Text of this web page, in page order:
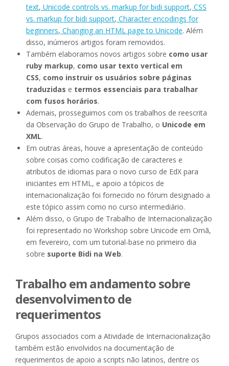
text, Unicode controls vs. markup for bidi support, CSS
vs. markup for bidi support, Character encodings for
beginners, Changing an HTML page to Unicode. Além
disso, inúmeros artigos foram removidos.
Também elaboramos novos artigos sobre como usar
ruby markup, como usar texto vertical em
CSS, como instruir os usuários sobre páginas
traduzidas e termos essenciais para trabalhar
com fusos horários.
Ademais, prosseguimos com os trabalhos de reescrita
da Observação do Grupo de Trabalho, o Unicode em
XML.
Em outras áreas, houve a apresentação de conteúdo
sobre coisas como codificação de caracteres e
atributos de idiomas para o novo curso de EdX para
iniciantes em HTML, e apoio a tópicos de
internacionalização foi fornecido no fórum designado a
este tópico assim como no curso intermediário.
Além disso, o Grupo de Trabalho de Internacionalização
foi representado no Workshop sobre Unicode em Omã,
em fevereiro, com um tutorial-base no primeiro dia
sobre suporte Bidi na Web.
Trabalho em andamento sobre
desenvolvimento de
requerimentos
Grupos associados com a Atividade de Internacionalização
também estão envolvidos na documentação de
requerimentos de apoio a scripts não latinos, dentre os